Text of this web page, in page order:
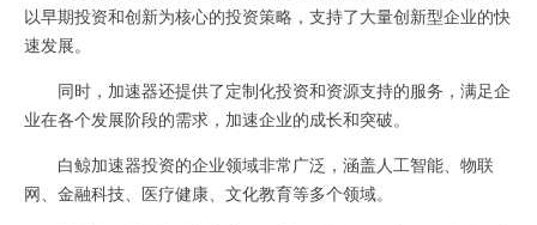
以早期投资和创新为核心的投资策略，支持了大量创新型企业的快
速发展。
同时，加速器还提供了定制化投资和资源支持的服务，满足企
业在各个发展阶段的需求，加速企业的成长和突破。
白鲸加速器投资的企业领域非常广泛，涵盖人工智能、物联
网、金融科技、医疗健康、文化教育等多个领域。